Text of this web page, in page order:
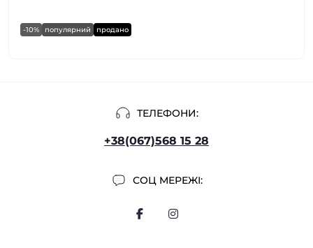
-10% популярний продано
ТЕЛЕФОНИ:
+38(067)568 15 28
СОЦ МЕРЕЖІ: